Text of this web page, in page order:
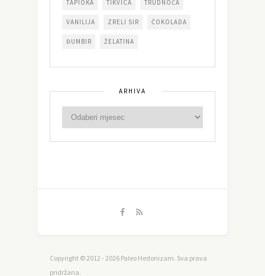
TAPIOKA TIKVICA TRUDNOĆA
VANILIJA ZRELI SIR ČOKOLADA
ĐUMBIR ŽELATINA
ARHIVA
Copyright © 2012 - 2026 Paleo Hedonizam. Sva prava
pridržana.